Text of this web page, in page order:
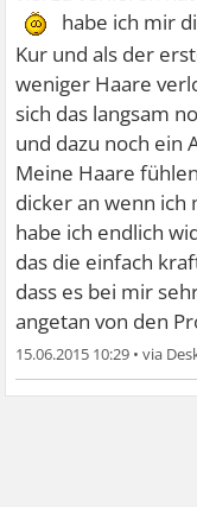
habe ich mir
Kur und als der
weniger Haare
sich das langsam
und dazu noch ein
Meine Haare
dicker an wenn
habe ich endlich
das die einfach
dass es bei mir
angetan von den
15.06.2015 10:29 •